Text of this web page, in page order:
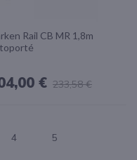
Rail CB MR 1,8m
€ 233,58 €
Page
4 Page
5